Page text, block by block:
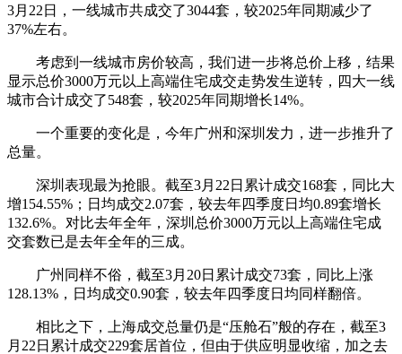
3月22日，一线城市共成交了3044套，较2025年同期减少了
37%左右。
考虑到一线城市房价较高，我们进一步将总价上移，结果
显示总价3000万元以上高端住宅成交走势发生逆转， 四大一线
城市合计成交了548套，较2025年同期增长14%。
一个重要的变化是，今年广州和深圳发力，进一步推升了
总量。
深圳表现最为抢眼。 截至3月22日累计成交168套，同比大
增154.55%；日均成交2.07套，较去年四季度日均0.89套增长
132.6%。 对比去年全年，深圳总价3000万元以上高端住宅成
交套数已是去年全年的三成。
广州同样不俗，截至3月20日累计成交73套，同比上涨
128.13%，日均成交0.90套，较去年四季度日均同样翻倍。
相比之下，
上海成交总量仍是“压舱石”般的存在，截至3
月22日累计成交229套居首位 ，但由于供应明显收缩，加之去